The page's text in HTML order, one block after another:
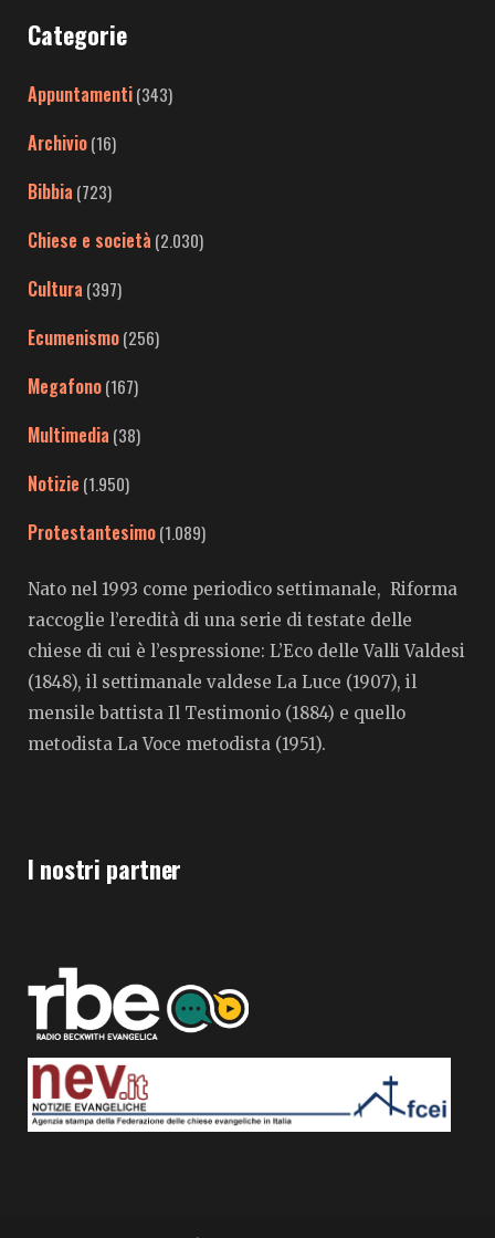
Categorie
Appuntamenti(343)
Archivio(16)
Bibbia (723)
Chiese e società (2.030)
Cultura (397)
Ecumenismo(256)
Megafono(167)
Multimedia (38)
Notizie (1.950)
Protestantesimo(1.089)
Nato nel 1993 come periodico settimanale, Riforma
raccoglie l’eredità di una serie di testate delle
chiese di cui è l’espressione: L’Eco delle Valli Valdesi
(1848), il settimanale valdese La Luce (1907), il
mensile battista Il Testimonio (1884) e quello
metodista La Voce metodista (1951).
I nostri partner